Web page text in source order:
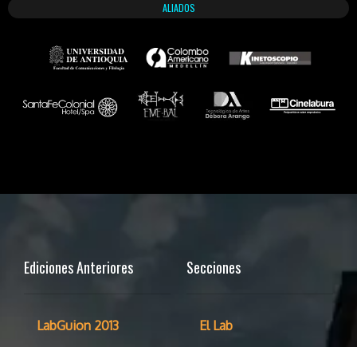
ALIADOS
Ediciones Anteriores
LabGuion 2013
Secciones
El Lab